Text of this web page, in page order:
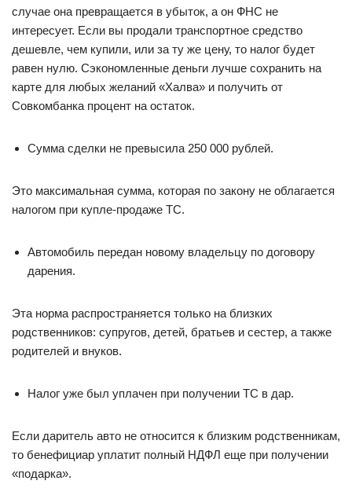
случае она превращается в убыток, а он ФНС не
интересует. Если вы продали транспортное средство
дешевле, чем купили, или за ту же цену, то налог будет
равен нулю. Сэкономленные деньги лучше сохранить на
карте для любых желаний «Халва» и получить от
Совкомбанка процент на остаток.
Сумма сделки не превысила 250 000 рублей.
Это максимальная сумма, которая по закону не облагается
налогом при купле-продаже ТС.
Автомобиль передан новому владельцу по договору
дарения.
Эта норма распространяется только на близких
родственников: супругов, детей, братьев и сестер, а также
родителей и внуков.
Налог уже был уплачен при получении ТС в дар.
Если даритель авто не относится к близким родственникам,
то бенефициар уплатит полный НДФЛ еще при получении
«подарка».